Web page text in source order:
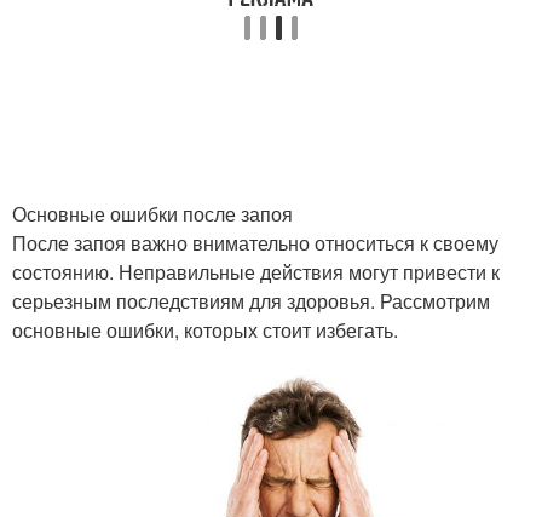
Основные ошибки после запоя
После запоя важно внимательно относиться к своему
состоянию. Неправильные действия могут привести к
серьезным последствиям для здоровья. Рассмотрим
основные ошибки, которых стоит избегать.